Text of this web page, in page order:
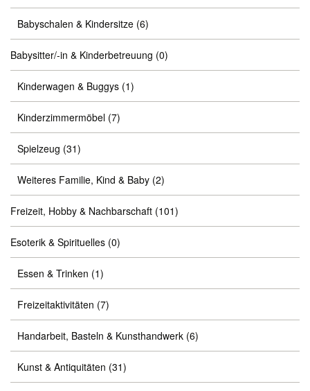
Babyschalen & Kindersitze (6)
Babysitter/-in & Kinderbetreuung (0)
Kinderwagen & Buggys (1)
Kinderzimmermöbel (7)
Spielzeug (31)
Weiteres Familie, Kind & Baby (2)
Freizeit, Hobby & Nachbarschaft (101)
Esoterik & Spirituelles (0)
Essen & Trinken (1)
Freizeitaktivitäten (7)
Handarbeit, Basteln & Kunsthandwerk (6)
Kunst & Antiquitäten (31)